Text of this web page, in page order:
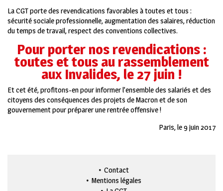
La CGT porte des revendications favorables à toutes et tous :
sécurité sociale professionnelle, augmentation des salaires, réduction
du temps de travail, respect des conventions collectives.
Pour porter nos revendications :
toutes et tous au rassemblement
aux Invalides, le 27 juin !
Et cet été, profitons-en pour informer l’ensemble des salariés et des
citoyens des conséquences des projets de Macron et de son
gouvernement pour préparer une rentrée offensive !
Paris, le 9 juin 2017
Contact
Mentions légales